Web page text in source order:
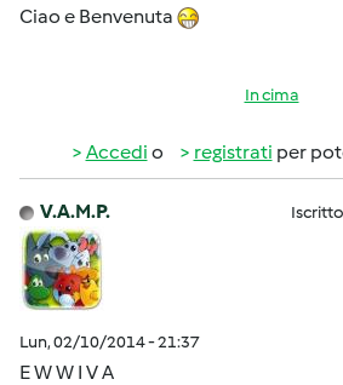
Ciao e Benvenuta
In cima
Accedi o registrati per
V.A.M.P.
Lun, 02/10/2014 - 21:37
E W W I V A